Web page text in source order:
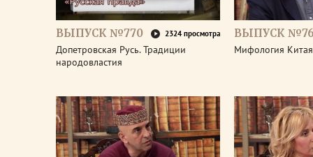
ВЫПУСК №770 2324 просмотра
Допетровская Русь. Традиции
народовластия
ВЫПУСК
Мифология Китая